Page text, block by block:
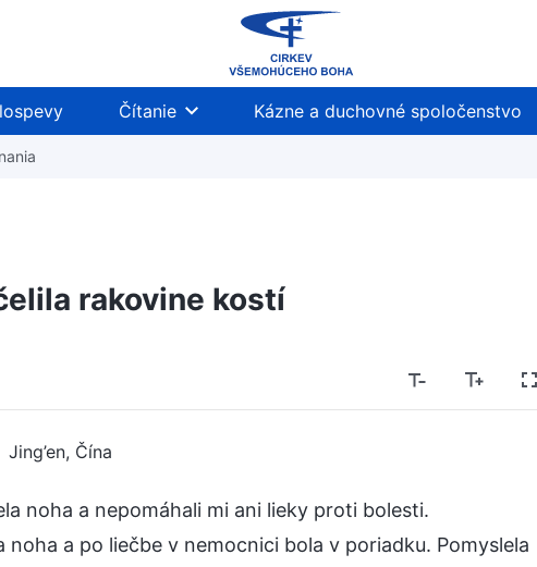
Čítanie Kázne a duchovné spoločenstvo
rakovine kostí
Jing’en, Čína
noha a nepomáhali mi ani lieky proti bolesti.
a po liečbe v nemocnici bola v poriadku. Pomyslela